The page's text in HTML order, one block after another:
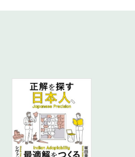
を包含する、システム全体の
クスマップ、インフラの解剖
タイプ」を見つける
ライバー
瞰する
め）
キタイプを構想する
ンフレーム集
立て上げる
イン
め）
め）
イン」プロジェクト